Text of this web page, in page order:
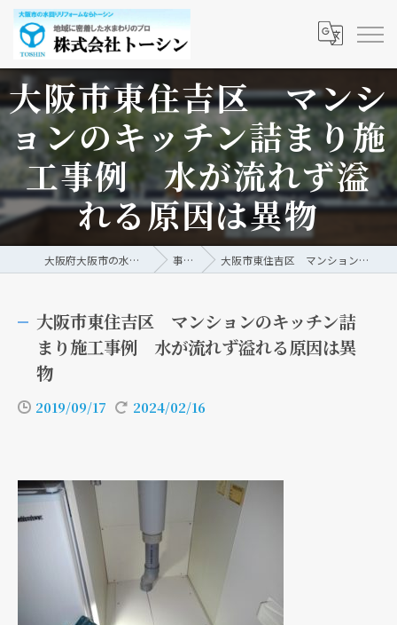
大阪市東住吉区 マンシ
ョンのキッチン詰まり施
工事例 水が流れず溢
れる原因は異物
大阪府大阪市の水回りリフォームなら株式会社トーシン 事例/ブログ 大阪市東住吉区 マンションのキッチン詰まり施工事例 水が流れず溢れる原因は異物
大阪市東住吉区 マンションのキッチン詰
まり施工事例 水が流れず溢れる原因は異
物
2019/09/17 2024/02/16